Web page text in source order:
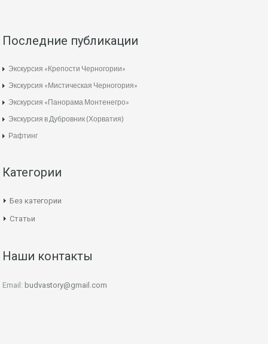
Последние публикации
Экскурсия «Крепости Черногории»
Экскурсия «Мистическая Черногория»
Экскурсия «Панорама Монтенегро»
Экскурсия в Дубровник (Хорватия)
Рафтинг
Категории
Без категории
Статьи
Наши контакты
Email: budvastory@gmail.com